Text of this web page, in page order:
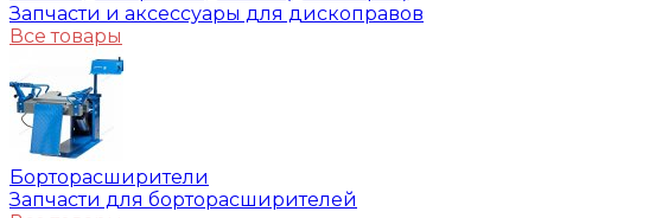
Запчасти и аксессуары для дископравов
Все товары
Борторасширители
Запчасти для борторасширителей